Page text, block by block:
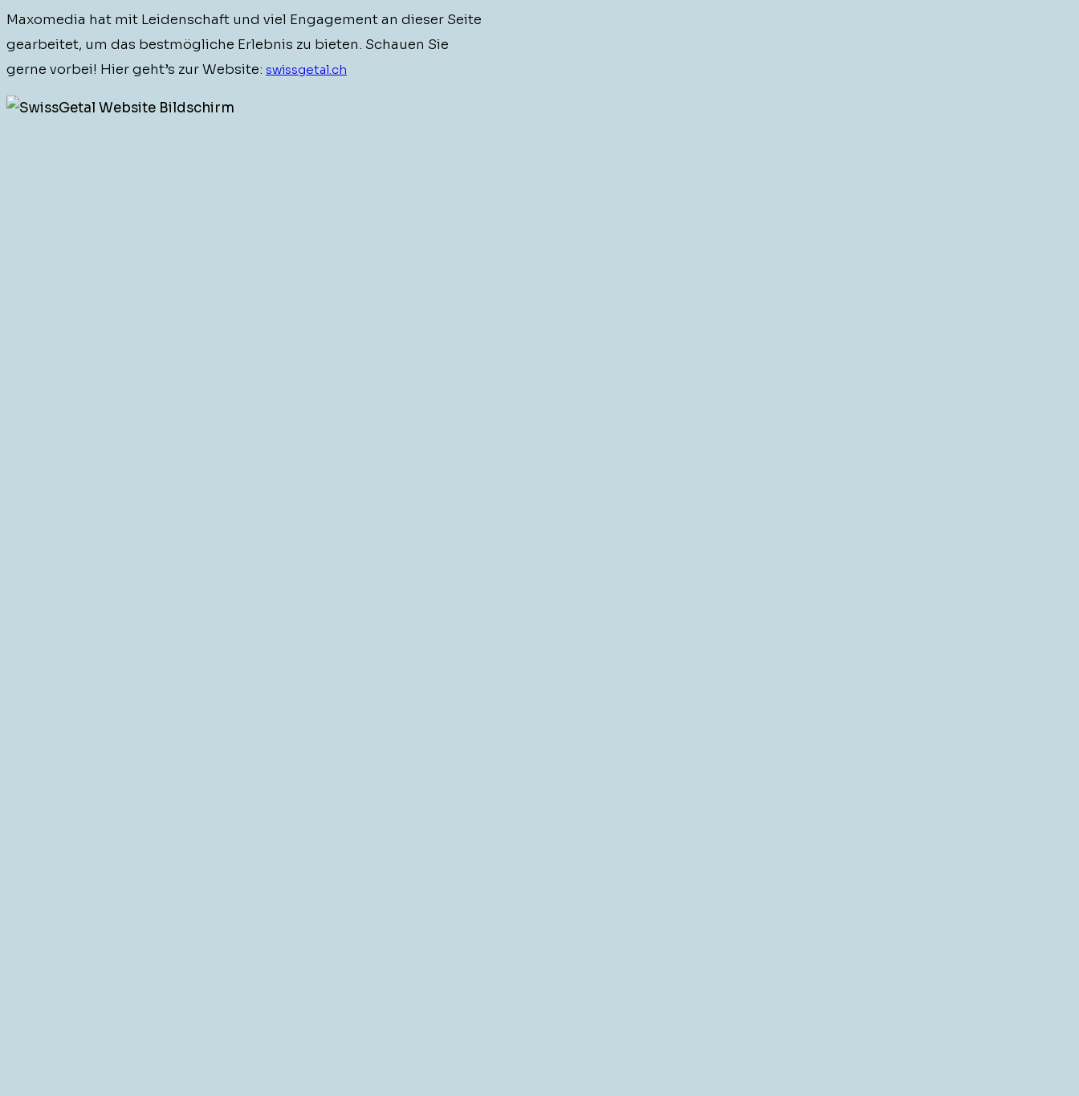
Max­o­me­dia hat mit Lei­den­schaft und viel Engage­ment an dieser Seite
gear­beit­et, um das best­mögliche Erleb­nis zu bieten. Schauen Sie
gerne vor­bei! Hier geht’s zur Web­site: swissgetal.ch